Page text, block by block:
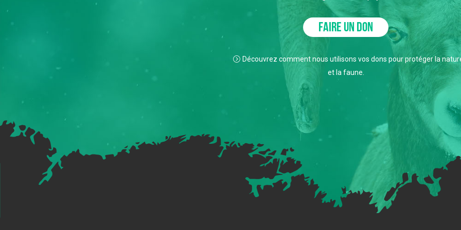
FAIRE UN DON
Découvrez comment nous utilisons vos dons pour protéger la
et la faune.